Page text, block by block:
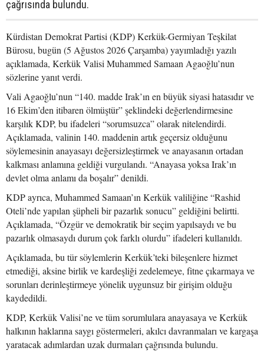
çağrısında bulundu.
Kürdistan Demokrat Partisi (KDP) Kerkük-Germiyan Teşkilat
Bürosu, bugün (5 Ağustos 2026 Çarşamba) yayımladığı yazılı
açıklamada, Kerkük Valisi Muhammed Samaan Agaoğlu’nun
sözlerine yanıt verdi.
Vali Agaoğlu’nun “140. madde Irak’ın en büyük siyasi hatasıdır ve
16 Ekim’den itibaren ölmüştür” şeklindeki değerlendirmesine
karşılık KDP, bu ifadeleri “sorumsuzca” olarak nitelendirdi.
Açıklamada, valinin 140. maddenin artık geçersiz olduğunu
söylemesinin anayasayı değersizleştirmek ve anayasanın ortadan
kalkması anlamına geldiği vurgulandı. “Anayasa yoksa Irak’ın
devlet olma anlamı da boşalır” denildi.
KDP ayrıca, Muhammed Samaan’ın Kerkük valiliğine “Rashid
Oteli’nde yapılan şüpheli bir pazarlık sonucu” geldiğini belirtti.
Açıklamada, “Özgür ve demokratik bir seçim yapılsaydı ve bu
pazarlık olmasaydı durum çok farklı olurdu” ifadeleri kullanıldı.
Açıklamada, bu tür söylemlerin Kerkük’teki bileşenlere hizmet
etmediği, aksine birlik ve kardeşliği zedelemeye, fitne çıkarmaya ve
sorunları derinleştirmeye yönelik uygunsuz bir girişim olduğu
kaydedildi.
KDP, Kerkük Valisi’ne ve tüm sorumlulara anayasaya ve Kerkük
halkının haklarına saygı göstermeleri, akılcı davranmaları ve kargaşa
yaratacak adımlardan uzak durmaları çağrısında bulundu.